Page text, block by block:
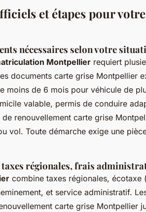
et étapes pour
nécessaires selon votre
Montpellier requiert
documents carte grise Montpellier
moins de 6 mois pour véhicule de
valable, permis de conduire
de renouvellement carte grise
vol. Toute démarche exige une
régionales, frais
combine taxes régionales, écotaxe
et service administratif.
carte grise Montpellier